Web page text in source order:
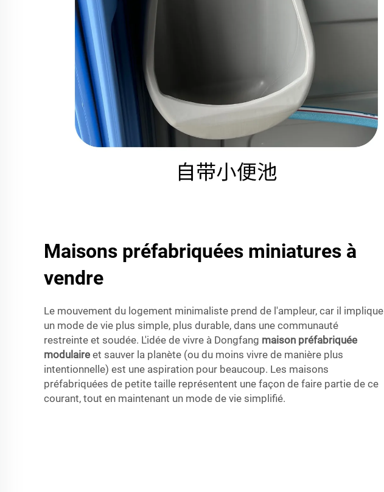
Maisons préfabriquées miniatures à
vendre
Le mouvement du logement minimaliste prend de l'ampleur, car il implique
un mode de vie plus simple, plus durable, dans une communauté
restreinte et soudée. L'idée de vivre à Dongfang maison préfabriquée
modulaire et sauver la planète (ou du moins vivre de manière plus
intentionnelle) est une aspiration pour beaucoup. Les maisons
préfabriquées de petite taille représentent une façon de faire partie de ce
courant, tout en maintenant un mode de vie simplifié.